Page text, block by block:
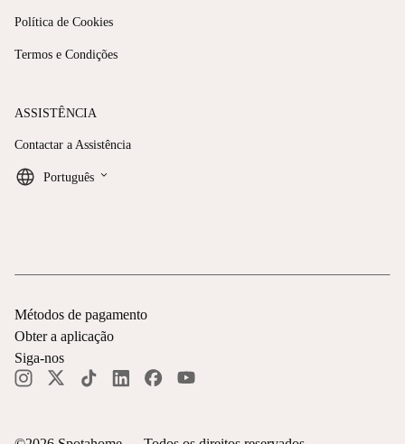
Política de Cookies
Termos e Condições
ASSISTÊNCIA
Contactar a Assistência
Português keyboard_arrow_down
Métodos de pagamento
Obter a aplicação
Siga-nos